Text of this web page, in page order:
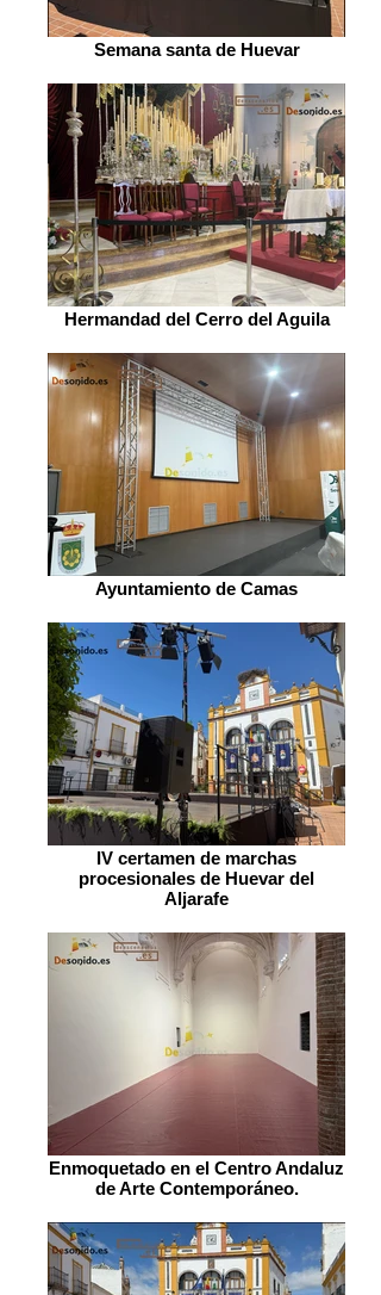
Semana santa de Huevar
Hermandad del Cerro del Aguila
Ayuntamiento de Camas
IV certamen de marchas
procesionales de Huevar del
Aljarafe
Enmoquetado en el Centro Andaluz
de Arte Contemporáneo.